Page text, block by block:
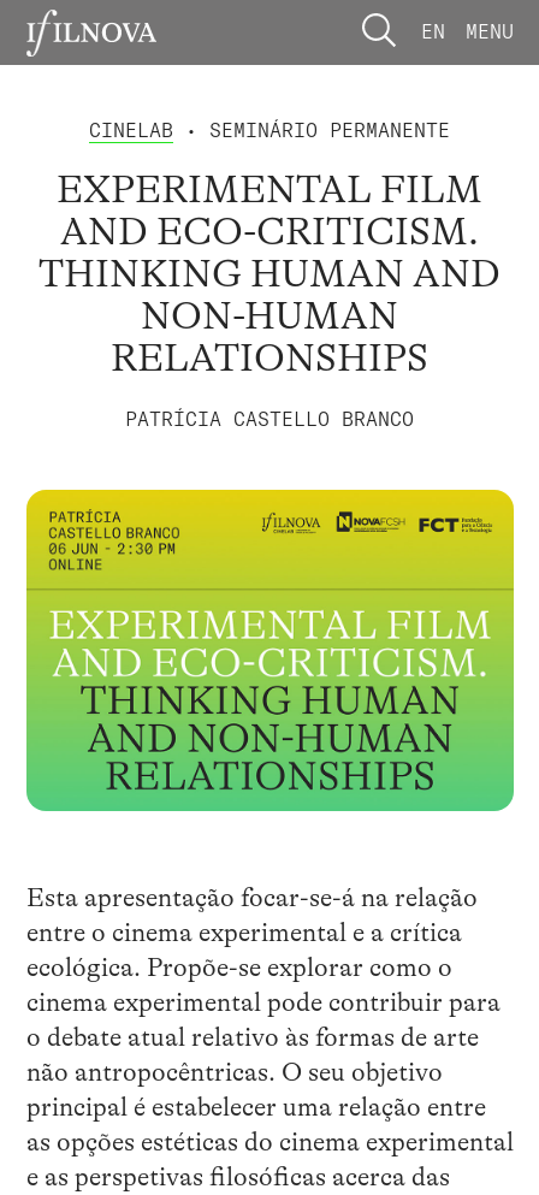
EN MENU
CINELAB • SEMINÁRIO PERMANENTE
EXPERIMENTAL FILM
AND ECO-CRITICISM.
THINKING HUMAN AND
NON-HUMAN
RELATIONSHIPS
PATRÍCIA CASTELLO BRANCO
Esta apresentação focar-se-á na relação
entre o cinema experimental e a crítica
ecológica. Propõe-se explorar como o
cinema experimental pode contribuir para
o debate atual relativo às formas de arte
não antropocêntricas. O seu objetivo
principal é estabelecer uma relação entre
as opções estéticas do cinema experimental
e as perspetivas filosóficas acerca das